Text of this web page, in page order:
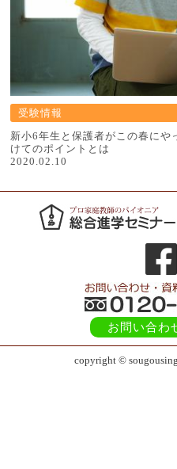
受験情報
新小6年生と保護者がこの春にや
けてのポイントとは
2020.02.10
お問い合わ
copyright ©